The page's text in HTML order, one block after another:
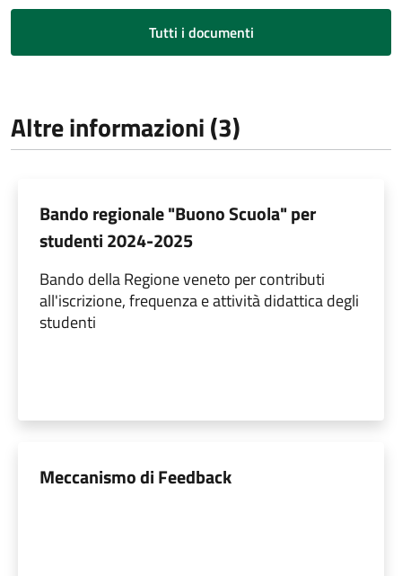
Tutti i documenti
Altre informazioni (3)
Bando regionale "Buono Scuola" per
studenti 2024-2025
Bando della Regione veneto per contributi
all'iscrizione, frequenza e attività didattica degli
studenti
Meccanismo di Feedback